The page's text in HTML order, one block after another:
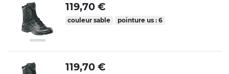
119,70 €
couleur sable pointure us : 6
119,70 €